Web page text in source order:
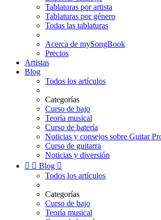
Tablaturas por artista
Tablaturas por género
Todas las tablaturas
Acerca de mySongBook
Precios
Artistas
Blog
Todos los artículos
Categorías
Curso de bajo
Teoría musical
Curso de batería
Noticias y consejos sobre Guitar
Curso de guitarra
Noticias y diversión
  Blog 
Todos los artículos
Categorías
Curso de bajo
Teoría musical